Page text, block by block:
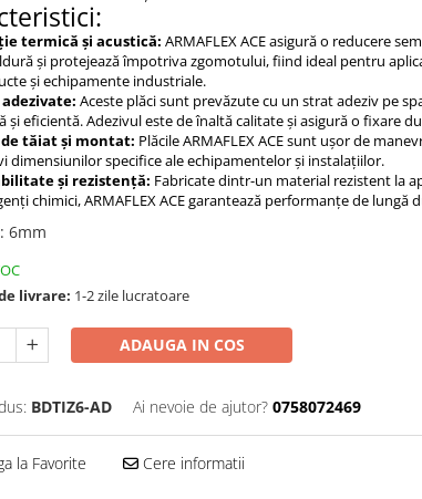
termică și acustică: ARMAFLEX ACE asigură o reducere
și protejează împotriva zgomotului, fiind ideal pentru
și echipamente industriale.
adezivate: Aceste plăci sunt prevăzute cu un strat adeziv pe
și eficientă. Adezivul este de înaltă calitate și asigură o fixare
de tăiat și montat: Plăcile ARMAFLEX ACE sunt ușor de
dimensiunilor specifice ale echipamentelor și instalațiilor.
și rezistență: Fabricate dintr-un material rezistent la
chimici, ARMAFLEX ACE garantează performanțe de lungă
: 6mm
livrare: 1-2 zile lucratoare
ADAUGA IN COS
BDTIZ6-AD Ai nevoie de ajutor? 0758072469
la Favorite Cere informatii